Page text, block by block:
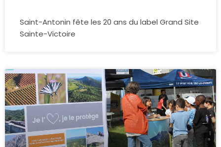
Saint-Antonin fête les 20 ans du label Grand Site
Sainte-Victoire